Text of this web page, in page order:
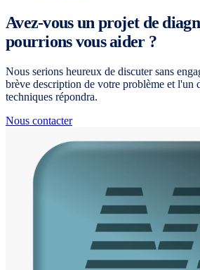
Avez-vous un projet de
pourrions vous aider ?
Nous serions heureux de discuter sans
brève description de votre problème et l'un
techniques répondra.
Nous contacter